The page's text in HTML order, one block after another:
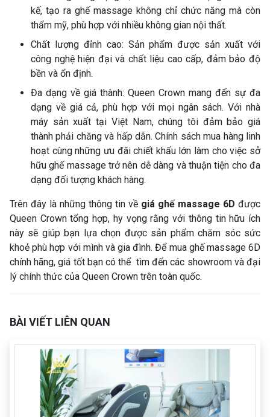
kế, tạo ra ghế massage không chỉ chức năng mà còn
thẩm mỹ, phù hợp với nhiều không gian nội thất.
Chất lượng đỉnh cao: Sản phẩm được sản xuất với
công nghệ hiện đại và chất liệu cao cấp, đảm bảo độ
bền và ổn định.
Đa dạng về giá thành: Queen Crown mang đến sự đa
dạng về giá cả, phù hợp với mọi ngân sách. Với nhà
máy sản xuất tại Việt Nam, chúng tôi đảm bảo giá
thành phải chăng và hấp dẫn. Chính sách mua hàng linh
hoạt cùng những ưu đãi chiết khấu lớn làm cho việc sở
hữu ghế massage trở nên dễ dàng và thuận tiện cho đa
dạng đối tượng khách hàng.
Trên đây là những thông tin về giá ghế massage 6D được
Queen Crown tổng hợp, hy vọng rằng với thông tin hữu ích
này sẽ giúp bạn lựa chọn được sản phẩm chăm sóc sức
khoẻ phù hợp với mình và gia đình. Để mua ghế massage 6D
chính hãng, giá tốt bạn có thể tìm đến các showroom và đại
lý chính thức của Queen Crown trên toàn quốc.
BÀI VIẾT LIÊN QUAN